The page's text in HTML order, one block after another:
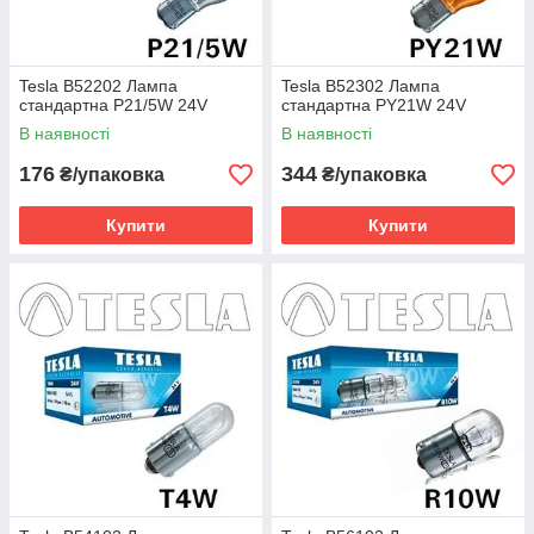
Tesla B52202 Лампа
стандартна P21/5W 24V
В наявності
176 ₴/упаковка
Купити
Tesla B52302 Лампа
стандартна PY21W 24V
В наявності
344 ₴/упаковка
Купити